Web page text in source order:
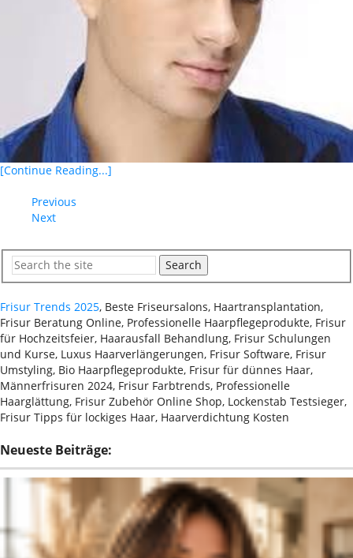
[Continue Reading...]
Previous
Next
Search
Frisur Trends 2025, Beste Friseursalons, Haartransplantation,
Frisur Beratung Online, Professionelle Haarpflegeprodukte, Frisur
für Hochzeitsfeier, Haarausfall Behandlung, Frisur Schulungen
und Kurse, Luxus Haarverlängerungen, Frisur Software, Frisur
Umstyling, Bio Haarpflegeprodukte, Frisur für dünnes Haar,
Männerfrisuren 2024, Frisur Farbtrends, Professionelle
Haarglättung, Frisur Zubehör Online Shop, Lockenstab Testsieger,
Frisur Tipps für lockiges Haar, Haarverdichtung Kosten
Neueste Beiträge: